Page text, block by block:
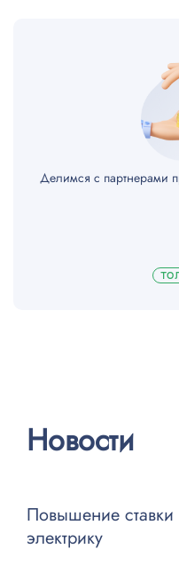
Делимся с партнерами
Новости
Повышение ставки
электрику